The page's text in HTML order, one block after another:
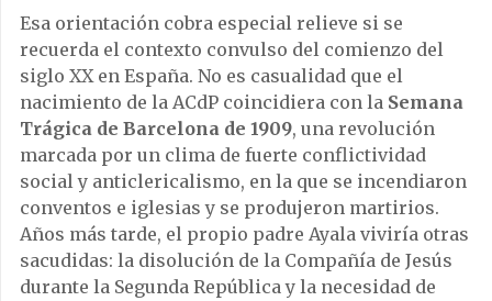
Esa orientación cobra especial relieve si se
recuerda el contexto convulso del comienzo del
siglo XX en España. No es casualidad que el
nacimiento de la ACdP coincidiera con la Semana
Trágica de Barcelona de 1909, una revolución
marcada por un clima de fuerte conflictividad
social y anticlericalismo, en la que se incendiaron
conventos e iglesias y se produjeron martirios.
Años más tarde, el propio padre Ayala viviría otras
sacudidas: la disolución de la Compañía de Jesús
durante la Segunda República y la necesidad de